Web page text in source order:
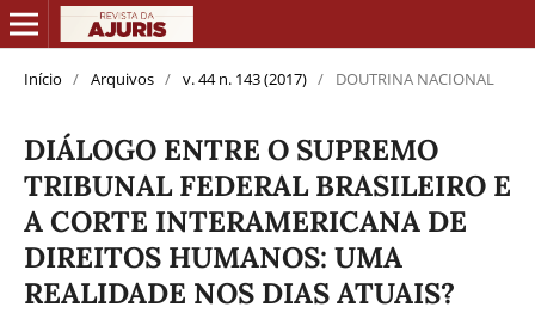
Início / Arquivos / v. 44 n. 143 (2017) / DOUTRINA NACIONAL
DIÁLOGO ENTRE O SUPREMO
TRIBUNAL FEDERAL BRASILEIRO E
A CORTE INTERAMERICANA DE
DIREITOS HUMANOS: UMA
REALIDADE NOS DIAS ATUAIS?